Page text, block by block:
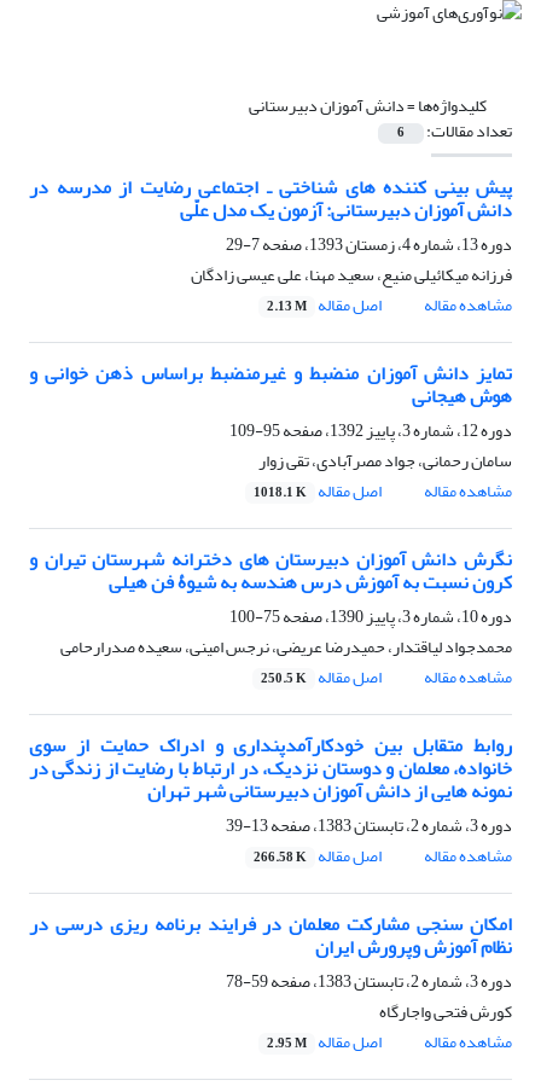
کلیدواژه‌ها =دانش آموزان دبیرستانی
تعداد مقالات: 6
پیش بینی کننده های شناختی ـ اجتماعی رضایت از مدرسه در
دانش آموزان دبیرستانی: آزمون یک مدل علّی
دوره 13، شماره 4، زمستان 1393، صفحه
7-29
فرزانه میکائیلی منیع، سعید مهنا، علی عیسی زادگان
مشاهده مقاله
اصل مقاله 2.13 M
تمایز دانش آموزان منضبط و غیرمنضبط براساس ذهن خوانی و
هوش هیجانی
دوره 12، شماره 3، پاییز 1392، صفحه
95-109
سامان رحمانی، جواد مصرآبادی، تقی زوار
مشاهده مقاله
اصل مقاله 1018.1 K
نگرش دانش آموزان دبیرستان های دخترانه شهرستان تیران و
کرون نسبت به آموزش درس هندسه به شیوۀ فن هیلی
دوره 10، شماره 3، پاییز 1390، صفحه
75-100
محمدجواد لیاقتدار، حمیدرضا عریضی، نرجس امینی، سعیده صدرارحامی
مشاهده مقاله
اصل مقاله 250.5 K
روابط متقابل بین خودکارآمدپنداری و ادراک حمایت از سوی
خانواده، معلمان و دوستان نزدیک، در ارتباط با رضایت از زندگی در
نمونه هایی از دانش آموزان دبیرستانی شهر تهران
دوره 3، شماره 2، تابستان 1383، صفحه
13-39
مشاهده مقاله
اصل مقاله 266.58 K
امکان سنجی مشارکت معلمان در فرایند برنامه ریزی درسی در
نظام آموزش وپرورش ایران
دوره 3، شماره 2، تابستان 1383، صفحه
59-78
کورش فتحی واجارگاه
مشاهده مقاله
اصل مقاله 2.95 M